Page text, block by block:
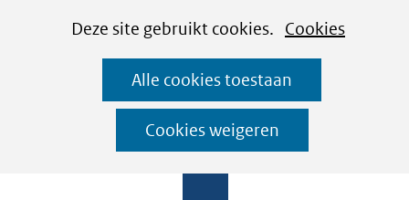
CookiesDeze site gebruikt cookies. Cookies
Alle cookies toestaan
Cookies weigeren
Ga
naar
de
inhoud